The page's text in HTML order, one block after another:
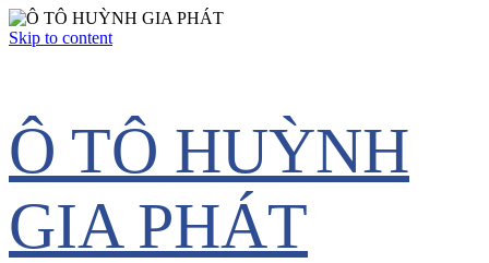
Skip to content
Ô TÔ HUỲNH
GIA PHÁT